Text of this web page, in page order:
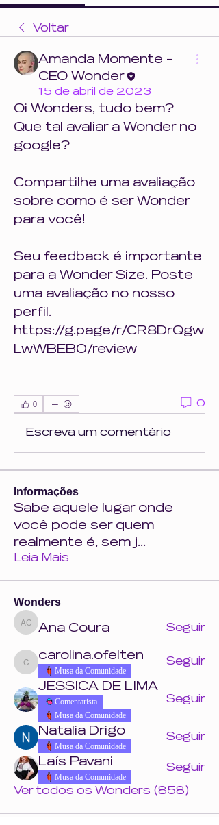
Voltar
Amanda Momente -
CEO Wonder
15 de abril de 2023
Oi Wonders, tudo bem?
Que tal avaliar a Wonder no
google?
Compartilhe uma avaliação
sobre como é ser Wonder
para você!
Seu feedback é importante
para a Wonder Size. Poste
uma avaliação no nosso
perfil.
https://g.page/r/CR8DrQgw
LwWBEB0/review
0 0
Escreva um comentário
Informações
Sabe aquele lugar onde
você pode ser quem
realmente é, sem j...
Leia Mais
Wonders
Ana Coura
Ana Coura Seguir
carolina.ofelten
carolina.ofelten
Musa da Comunidade
Seguir
JESSICA DE LIMA
Comentarista
Musa da Comunidade
Seguir
Natalia Drigo
Musa da Comunidade
Seguir
Laís Pavani
Musa da Comunidade
Seguir
Ver todos os Wonders (858)